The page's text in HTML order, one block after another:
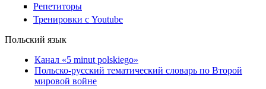
Репетиторы
Тренировки с Youtube
Польский язык
Канал «5 minut polskiego»
Польско-русский тематический словарь по Второй
мировой войне